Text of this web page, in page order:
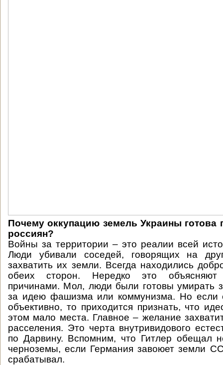
Почему оккупацию земель Украины готова
россиян?
Войны за территории – это реалии всей
Люди убивали соседей, говорящих на
захватить их земли. Всегда находились
обеих сторон. Нередко это объясняют
причинами. Мол, люди были готовы умирать
за идею фашизма или коммунизма. Но если
объективно, то приходится признать, что
этом мало места. Главное – желание
расселения. Это черта внутривидового
по Дарвину. Вспомним, что Гитлер обещал
черноземы, если Германия завоюет земли
срабатывал.